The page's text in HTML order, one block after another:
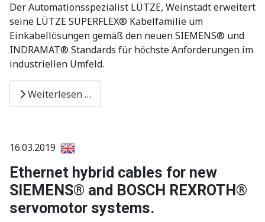
Der Automationsspezialist LÜTZE, Weinstadt erweitert
seine LÜTZE SUPERFLEX® Kabelfamilie um
Einkabellösungen gemäß den neuen SIEMENS® und
INDRAMAT® Standards für höchste Anforderungen im
industriellen Umfeld.
Weiterlesen …
16.03.2019
Ethernet hybrid cables for new
SIEMENS® and BOSCH REXROTH®
servomotor systems.